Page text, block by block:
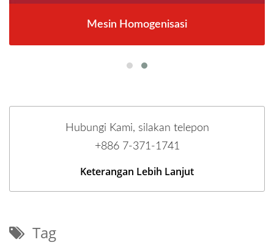
Mesin Homogenisasi
Hubungi Kami, silakan telepon
+886 7-371-1741
Keterangan Lebih Lanjut
Tag